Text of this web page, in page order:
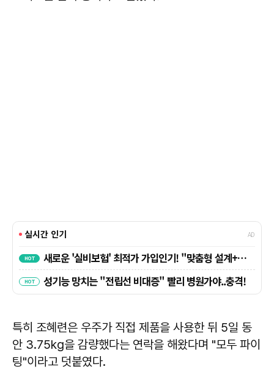
특히 조혜련은 우주가 직접 제품을 사용한 뒤 5일 동
안 3.75kg을 감량했다는 연락을 해왔다며 "모두 파이
팅"이라고 덧붙였다.